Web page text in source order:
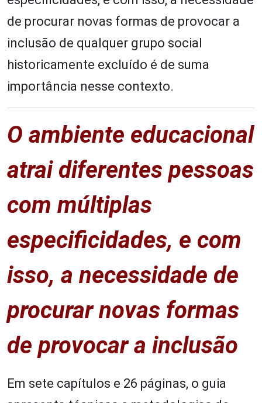
de procurar novas formas de provocar a
inclusão de qualquer grupo social
historicamente excluído é de suma
importância nesse contexto.
O ambiente educacional
atrai diferentes pessoas
com múltiplas
especificidades, e com
isso, a necessidade de
procurar novas formas
de provocar a inclusão
Em sete capítulos e 26 páginas, o guia